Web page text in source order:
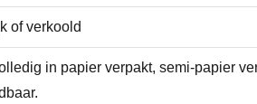
of verkoold
in papier verpakt, semi-papier